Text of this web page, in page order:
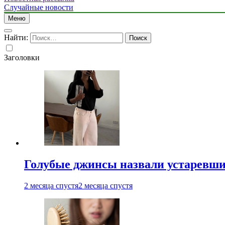
Случайные новости
Меню
Найти:
Заголовки
Голубые джинсы назвали
2 месяца спустя2 месяца спустя